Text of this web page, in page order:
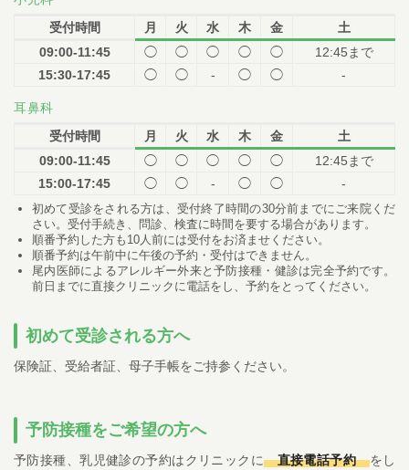
受付時間
月 火 水 木 金
土
09:00-11:45
◯ ◯ ◯ ◯ ◯
12:45まで
15:30-17:45
◯ ◯ - ◯ ◯ -
耳鼻科
受付時間
月 火 水 木 金
土
09:00-11:45
◯ ◯ ◯ ◯ ◯
12:45まで
15:00-17:45
◯ ◯ - ◯ ◯ -
初めて受診をされる方は、受付終了時間の30分前までにご来院くだ
さい。受付手続き、問診、検査に時間を要する場合があります。
順番予約した方も10人前には受付をお済ませください。
順番予約は午前中に午後の予約・受付はできません。
尾内医師によるアレルギー外来と予防接種・健診は完全予約です。
前日までに直接クリニックに電話をし、予約をとってください。
初めて受診される方へ
保険証、受給者証、母子手帳をご持参ください。
予防接種をご希望の方へ
予防接種、乳児健診の予約はクリニックに 直接電話予約
をし